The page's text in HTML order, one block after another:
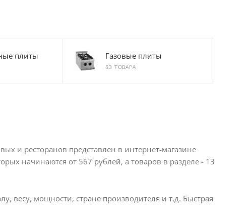
плиты Газовые плиты
83 ТОВАРА
и ресторанов представлен в интернет-магазине
начинаются от 567 рублей, а товаров в разделе - 13
весу, мощности, стране производителя и т.д. Быстрая